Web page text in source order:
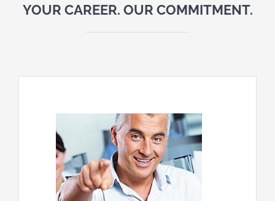
YOUR CAREER. OUR COMMITMENT.